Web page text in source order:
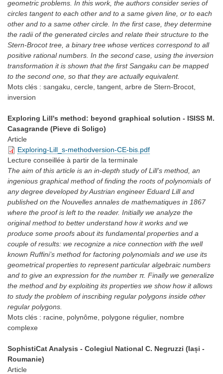
geometric problems. In this work, the authors consider series of
circles tangent to each other and to a same given line, or to each
other and to a same other circle. In the first case, they determine
the radii of the generated circles and relate their structure to the
Stern-Brocot tree, a binary tree whose vertices correspond to all
positive rational numbers. In the second case, using the inversion
transformation it is shown that the first Sangaku can be mapped
to the second one, so that they are actually equivalent.
Mots clés : sangaku, cercle, tangent, arbre de Stern-Brocot,
inversion
Exploring Lill's method: beyond graphical solution - ISISS M.
Casagrande (Pieve di Soligo)
Article
Exploring-Lill_s-methodversion-CE-bis.pdf
Lecture conseillée à partir de la terminale
The aim of this article is an in-depth study of Lill’s method, an
ingenious graphical method of finding the roots of polynomials of
any degree developed by Austrian engineer Eduard Lill and
published on the Nouvelles annales de mathematiques in 1867
where the proof is left to the reader. Initially we analyze the
original method to better understand how it works and we
produce some proofs about its fundamental properties and a
couple of results: we recognize a nice connection with the well
known Ruffini’s method for factoring polynomials and we use its
geometrical properties to represent particular algebraic numbers
and to give an expression for the number π. Finally we generalize
the method and by exploiting its properties we show how it allows
to study the problem of inscribing regular polygons inside other
regular polygons.
Mots clés : racine, polynôme, polygone régulier, nombre
complexe
SophistiCat Analysis - Colegiul National C. Negruzzi (Iași -
Roumanie)
Article